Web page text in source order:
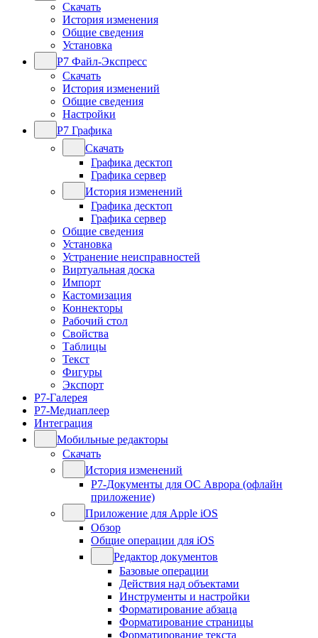
Скачать
История изменения
Общие сведения
Установка
Р7 Файл-Экспресс
Скачать
История изменений
Общие сведения
Настройки
Р7 Графика
Скачать
Графика десктоп
Графика сервер
История изменений
Графика десктоп
Графика сервер
Общие сведения
Установка
Устранение неисправностей
Виртуальная доска
Импорт
Кастомизация
Коннекторы
Рабочий стол
Свойства
Таблицы
Текст
Фигуры
Экспорт
Р7-Галерея
Р7-Медиаплеер
Интеграция
Мобильные редакторы
Скачать
История изменений
Р7-Документы для ОС Аврора (офлайн
приложение)
Приложение для Apple iOS
Обзор
Общие операции для iOS
Редактор документов
Базовые операции
Действия над объектами
Инструменты и настройки
Форматирование абзаца
Форматирование страницы
Форматирование текста